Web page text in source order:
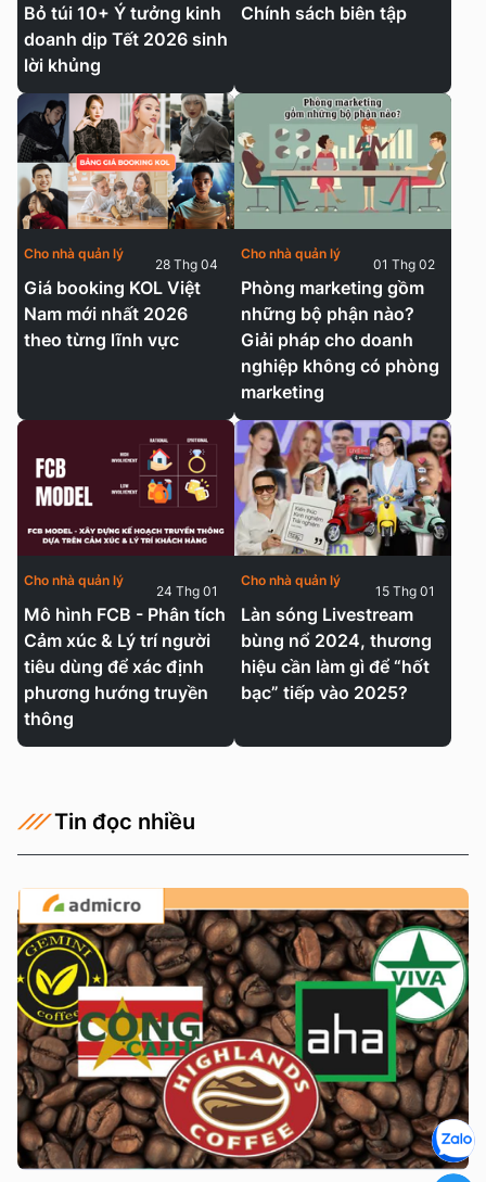
Bỏ túi 10+ Ý tưởng kinh
doanh dịp Tết 2026 sinh
lời khủng
Chính sách biên tập
Giá booking KOL Việt
Nam mới nhất 2026
theo từng lĩnh vực
Cho nhà quản lý
28 Thg 04
Phòng marketing gồm
những bộ phận nào?
Giải pháp cho doanh
nghiệp không có phòng
marketing
Cho nhà quản lý
01 Thg 02
Mô hình FCB - Phân tích
Cảm xúc & Lý trí người
tiêu dùng để xác định
phương hướng truyền
thông
Cho nhà quản lý
24 Thg 01
Làn sóng Livestream
bùng nổ 2024, thương
hiệu cần làm gì để “hốt
bạc” tiếp vào 2025?
Cho nhà quản lý
15 Thg 01
Tin đọc nhiều